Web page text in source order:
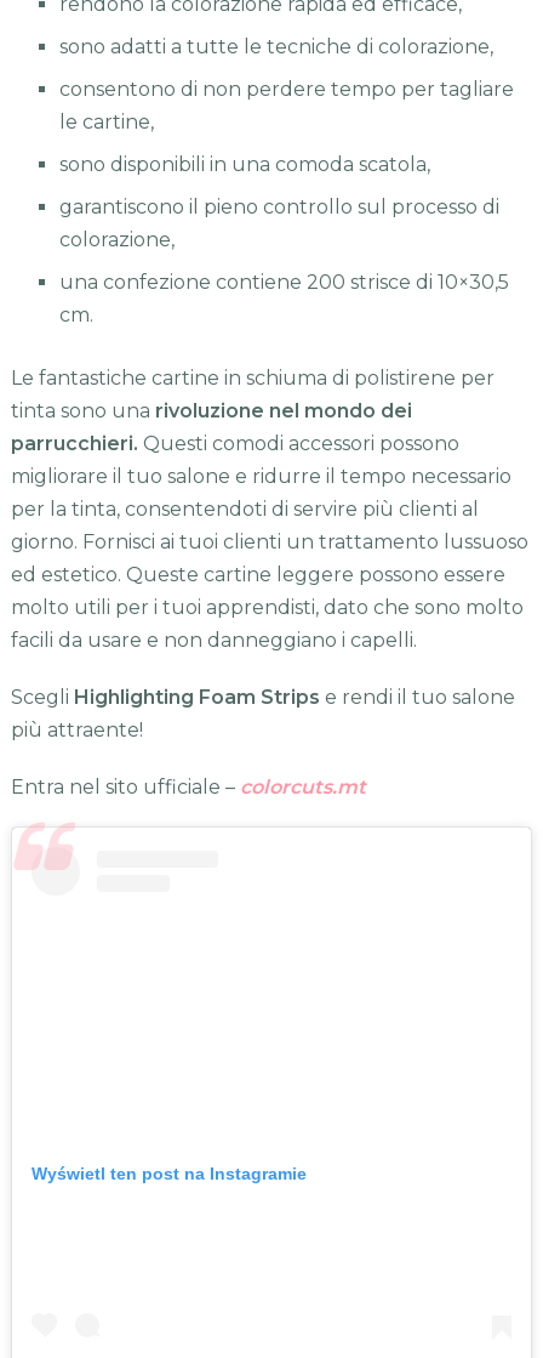
sono adatti a tutte le tecniche di colorazione,
consentono di non perdere tempo per tagliare
le cartine,
sono disponibili in una comoda scatola,
garantiscono il pieno controllo sul processo di
colorazione,
una confezione contiene 200 strisce di 10×30,5
cm.
Le fantastiche cartine in schiuma di polistirene per
tinta sono una rivoluzione nel mondo dei
parrucchieri. Questi comodi accessori possono
migliorare il tuo salone e ridurre il tempo necessario
per la tinta, consentendoti di servire più clienti al
giorno. Fornisci ai tuoi clienti un trattamento lussuoso
ed estetico. Queste cartine leggere possono essere
molto utili per i tuoi apprendisti, dato che sono molto
facili da usare e non danneggiano i capelli.
Scegli Highlighting Foam Strips e rendi il tuo salone
più attraente!
Entra nel sito ufficiale – colorcuts.mt
Wyświetl ten post na Instagramie